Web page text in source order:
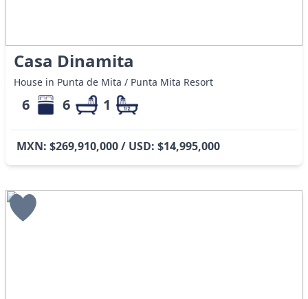
Casa Dinamita
House in Punta de Mita / Punta Mita Resort
6 6 1
MXN: $269,910,000 / USD: $14,995,000